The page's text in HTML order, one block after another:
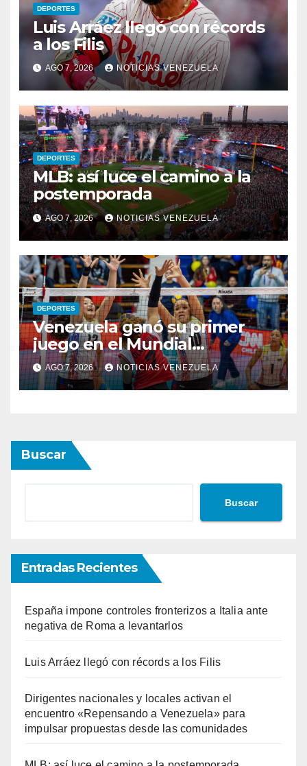
DEPORTES
Luis Arráez llegó con récords
a los Filis
AGO 7, 2026 NOTICIAS VENEZUELA
DEPORTES
MLB: así luce el camino a la
postemporada
AGO 7, 2026 NOTICIAS VENEZUELA
DEPORTES
Venezuela ganó su primer
juego en el Mundial
femenino
AGO 7, 2026 NOTICIAS VENEZUELA
Buscar
Buscar
Entradas Recientes
España impone controles fronterizos a Italia ante
negativa de Roma a levantarlos
Luis Arráez llegó con récords a los Filis
Dirigentes nacionales y locales activan el
encuentro «Repensando a Venezuela» para
impulsar propuestas desde las comunidades